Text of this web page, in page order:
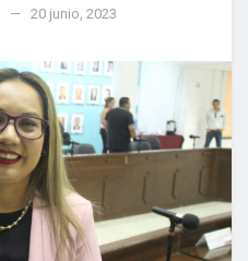
20 junio, 2023